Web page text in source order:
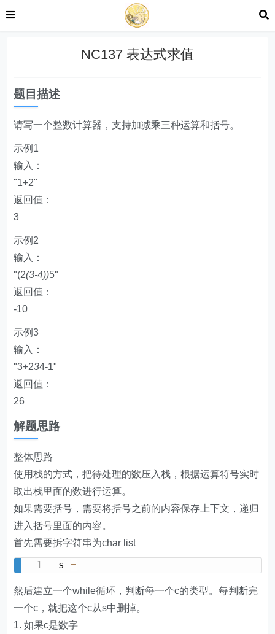
NC137 表达式求值
题目描述
请写一个整数计算器，支持加减乘三种运算和括号。
示例1
输入：
"1+2"
返回值：
3
示例2
输入：
"(2(3-4))5"
返回值：
-10
示例3
输入：
"3+234-1"
返回值：
26
解题思路
整体思路
使用栈的方式，把待处理的数压入栈，根据运算符号实时
取出栈里面的数进行运算。
如果需要括号，需要将括号之前的内容保存上下文，递归
进入括号里面的内容。
首先需要拆字符串为char list
s =
然后建立一个while循环，判断每一个c的类型。每判断完
一个c，就把这个c从s中删掉。
1. 如果c是数字